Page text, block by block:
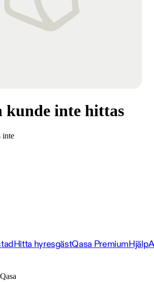
kunde inte hittas
inte
Hitta hyresgästQasa PremiumHjälp